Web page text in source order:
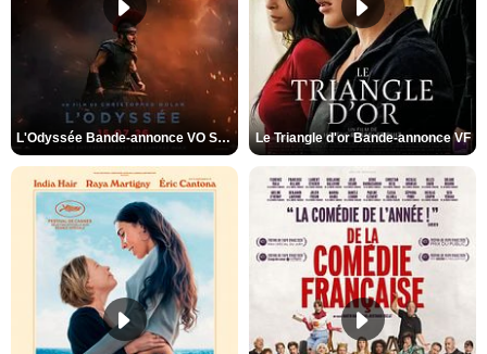
L'Odyssée Bande-annonce VO STFR Le Triangle d'or Bande-annonce VF